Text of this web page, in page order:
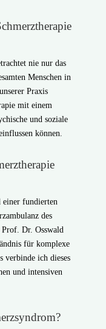
nie nur das
Menschen in
Praxis
mit einem
und soziale
können.
einer fundierten
des
Dr. Osswald
für komplexe
verbinde ich dieses
und intensiven